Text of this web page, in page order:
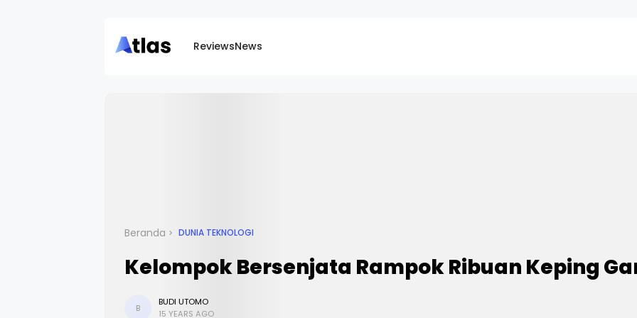
ReviewsNews
Beranda DUNIA TEKNOLOGI
Kelompok Bersenjata Rampok Ribuan Keping
B
BUDI UTOMO
15 YEARS AGO